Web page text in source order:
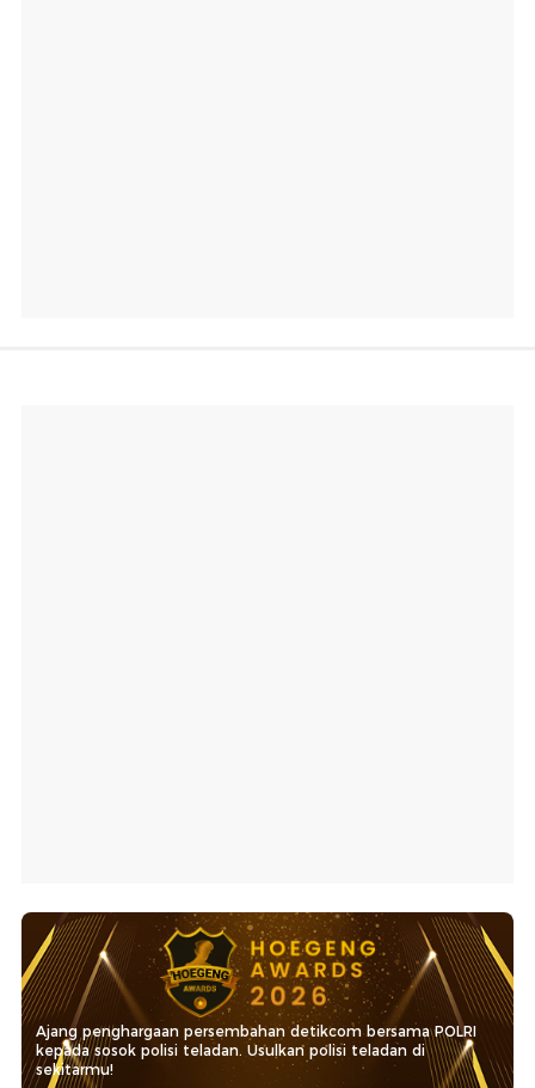
Ajang penghargaan persembahan detikcom bersama POLRI
kepada sosok polisi teladan. Usulkan polisi teladan di
sekitarmu!